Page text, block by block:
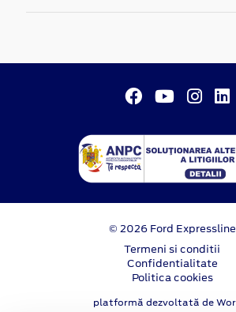
© 2026 Ford Expressline
Termeni si conditii
Confidentialitate
Politica cookies
platformă dezvoltată de